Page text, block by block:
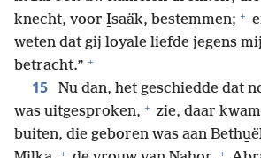
knecht, voor I̱saäk, bestemmen; +
weten dat gij loyale liefde jegens
betracht.” +
15
Nu dan, het geschiedde dat
was uitgesproken, + zie, daar
buiten, die geboren was aan
+ +